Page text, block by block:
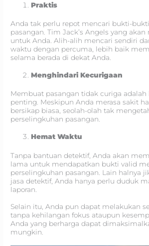
Praktis
Anda tak perlu repot mencari bukti-
pasangan. Tim Jack’s Angels yang
untuk Anda. Alih-alih mencari sendiri
waktu dengan percuma, lebih baik
selama berada di dekat Anda.
Menghindari Kecurigaan
Membuat pasangan tidak curiga adalah
penting. Meskipun Anda merasa sakit
bersikap biasa, seolah-olah tak
perselingkuhan pasangan.
Hemat Waktu
Tanpa bantuan detektif, Anda akan
lama untuk mendapatkan bukti valid
perselingkuhan pasangan. Lain halnya
jasa detektif, Anda hanya perlu duduk
laporan.
Selain itu, Anda pun dapat melakukan
tanpa kehilangan fokus ataupun
Anda yang berharga dapat
mungkin.